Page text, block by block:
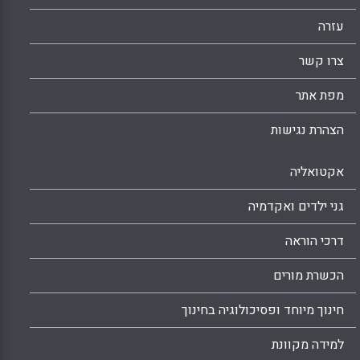
עזרה
צרו קשר
מפת אתר
הצהרת נגישות
אקטואליה
גני ילדים ואקדמיה
דרכי הוראה
הכשרת מורים
חינוך מיוחד ופסיכולוגיה בחינוך
למידה מקוונת